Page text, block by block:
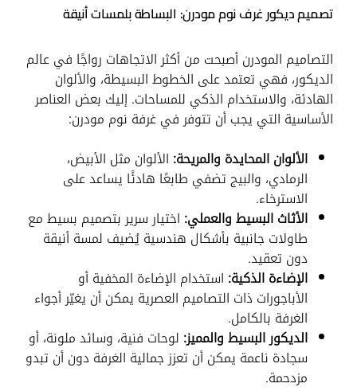
تصميم ديكور غرف نوم مودرن: البساطة بلمسات أنيقة
التصاميم المودرن أصبحت من أكثر الاتجاهات رواجًا في عالم
الديكور، فهي تعتمد على الخطوط البسيطة، والألوان
الهادئة، والاستخدام الذكي للمساحات. إليك بعض العناصر
الأساسية التي يجب أن تتوفر في غرفة نوم مودرن:
الألوان المحايدة والمريحة: الألوان مثل الأبيض،
الرمادي، والبيج تضفي طابعًا هادئًا يساعد على
الاسترخاء.
الأثاث البسيط والعملي: اختيار سرير بتصميم بسيط مع
طاولات جانبية بأشكال هندسية يُضيف لمسة أنيقة
دون تعقيد.
الإضاءة الذكية: استخدام الإضاءة المخفية أو
الأباجورات ذات التصاميم العصرية يمكن أن يغيّر أجواء
الغرفة بالكامل.
الديكور البسيط والمميز: لوحات فنية، وسائد ملونة، أو
سجادة ناعمة يمكن أن تعزز جمالية الغرفة دون أن تبدو
مزدحمة.